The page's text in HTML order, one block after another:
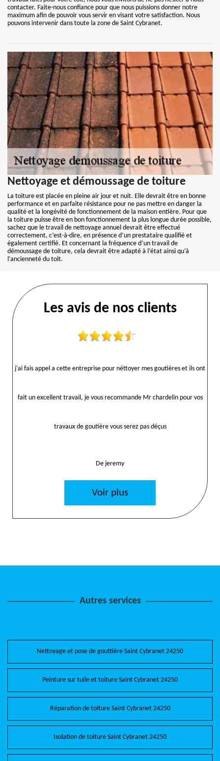
contacter. Faite-nous confiance pour que nous puissions donner notre
maximum afin de pouvoir vous servir en visant votre satisfaction. Nous
pouvons intervenir dans toute la zone de Saint Cybranet.
Nettoyage et démoussage de toiture
La toiture est placée en pleine air jour et nuit. Elle devrait être en bonne
performance et en parfaite résistance pour ne pas mettre en danger la
qualité et la longévité de fonctionnement de la maison entière. Pour que
la toiture puisse être en bon fonctionnement la plus longue durée possible,
sachez que le travail de nettoyage annuel devrait être effectué
correctement, c’est-à-dire, en présence d’un prestataire qualifié et
également certifié. Et concernant la fréquence d’un travail de
démoussage de toiture, cela devrait être adapté à l’état ainsi qu’à
l’ancienneté du toit.
Les avis de nos clients
j'ai fais appel a cette entreprise pour néttoyer mes goutières et ils ont
fait un excellent travail, je vous recommande Mr chardelin pour vos
travaux de goutière vous serez pas déçus
De jeremy
Voir plus
Autres services
Nettoyage et pose de gouttière Saint Cybranet 24250
Peinture sur tuile et toiture Saint Cybranet 24250
Réparation de toiture Saint Cybranet 24250
Isolation de toiture Saint Cybranet 24250